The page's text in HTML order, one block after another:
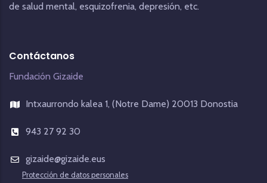
de salud mental, esquizofrenia, depresión, etc.
Contáctanos
Fundación Gizaide
Intxaurrondo kalea 1, (Notre Dame) 20013 Donostia
943 27 92 30
gizaide@gizaide.eus
Protección de datos personales